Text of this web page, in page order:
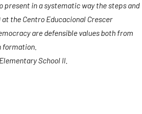
in a systematic way the steps and
the Centro Educacional Crescer
are defensible values ​​both from
formation.
School II.